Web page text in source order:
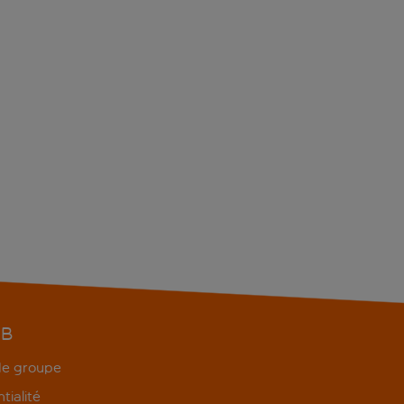
groupe